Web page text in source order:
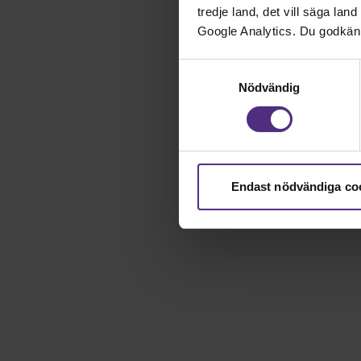
tredje land, det vill säga
Google Analytics. Du
Nödvändig
Endast nödvändiga